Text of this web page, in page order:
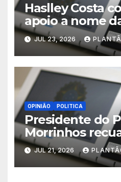
Haslley Costa
apoio a nome
defende
em Morrinhos
JUL 23, 2026
OPINIÃO POLITICA
Presidente do
Morrinhos
Magal e declara
Terezinha
JUL 21, 2026